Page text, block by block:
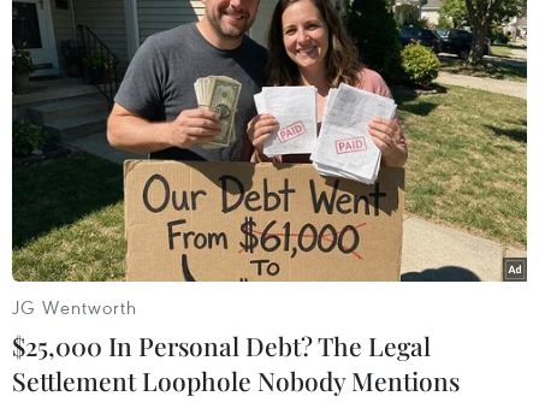
JG Wentworth
$25,000 In Personal Debt? The Legal
Settlement Loophole Nobody Mentions